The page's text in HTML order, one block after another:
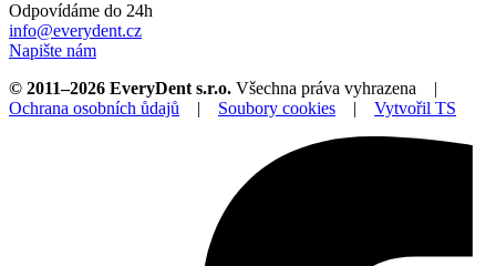
Odpovídáme do 24h
info@everydent.cz
Napište nám
© 2011–2026 EveryDent s.r.o. Všechna práva vyhrazena |
Ochrana osobních ůdajů | Soubory cookies | Vytvořil TS